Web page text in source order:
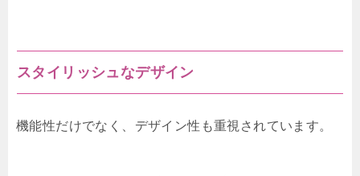
スタイリッシュなデザイン
機能性だけでなく、デザイン性も重視されています。